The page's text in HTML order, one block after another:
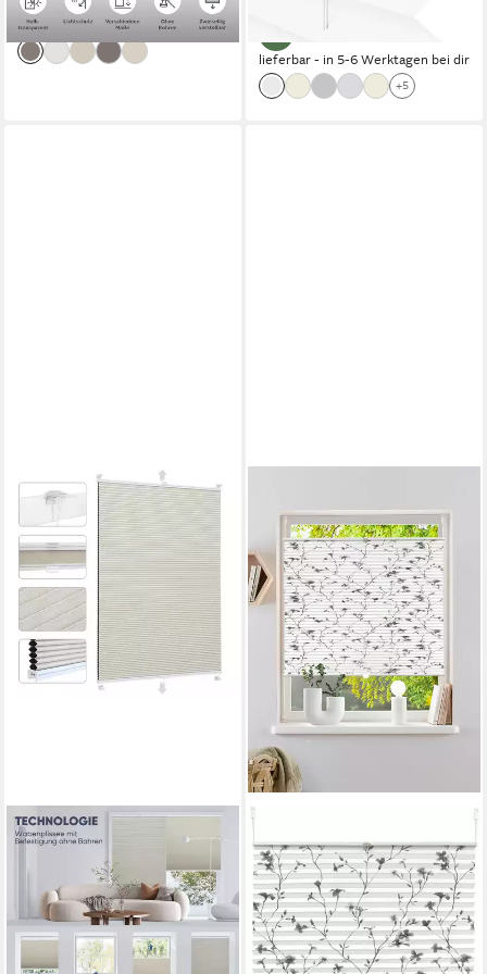
-39%
lieferbar - in 2-3 Werktagen bei dir
lieferbar - in 5-6 Werktagen bei dir
+5